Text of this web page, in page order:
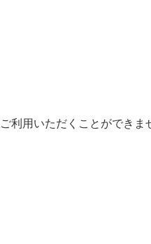
利用いただくことができま